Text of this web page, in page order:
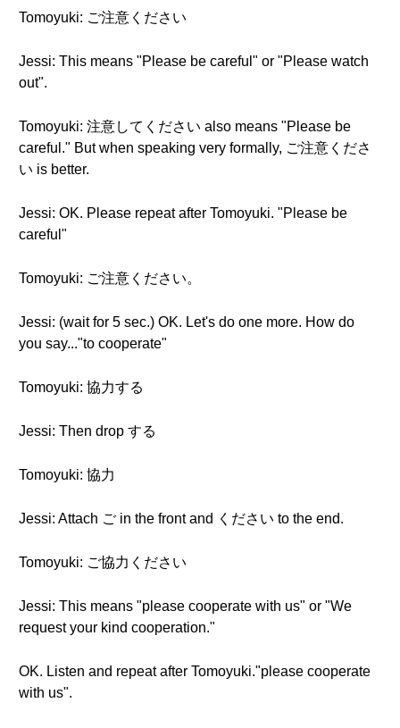
Tomoyuki: ご注意ください
Jessi: This means "Please be careful" or "Please watch
out".
Tomoyuki: 注意してください also means "Please be
careful." But when speaking very formally, ご注意くださ
い is better.
Jessi: OK. Please repeat after Tomoyuki. "Please be
careful"
Tomoyuki: ご注意ください。
Jessi: (wait for 5 sec.) OK. Let's do one more. How do
you say..."to cooperate"
Tomoyuki: 協力する
Jessi: Then drop する
Tomoyuki: 協力
Jessi: Attach ご in the front and ください to the end.
Tomoyuki: ご協力ください
Jessi: This means "please cooperate with us" or "We
request your kind cooperation."
OK. Listen and repeat after Tomoyuki."please cooperate
with us".